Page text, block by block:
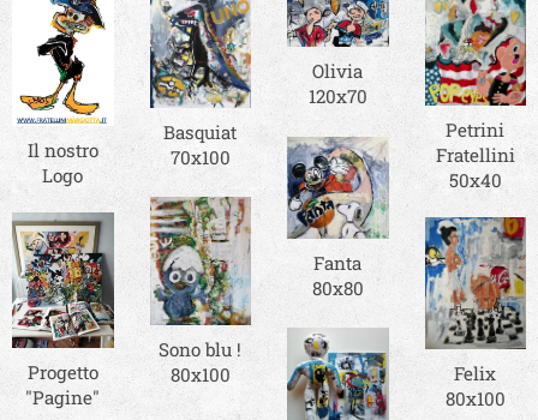
Il nostro
Logo
Basquiat
70x100
Olivia
120x70
Petrini
Fratellini
50x40
Fanta
80x80
Sono blu !
80x100
Progetto
"Pagine"
Felix
80x100